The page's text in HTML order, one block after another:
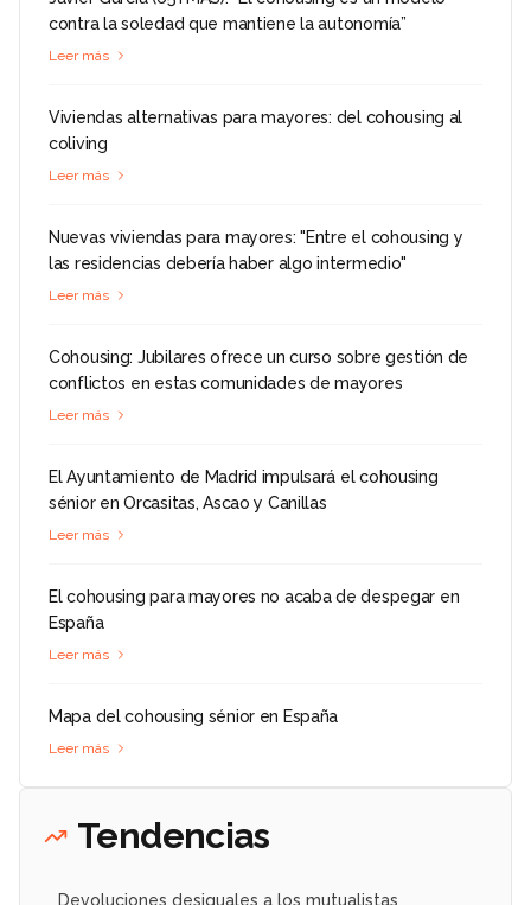
contra la soledad que mantiene la autonomía”
Leer más
Viviendas alternativas para mayores: del cohousing al
coliving
Leer más
Nuevas viviendas para mayores: "Entre el cohousing y
las residencias debería haber algo intermedio"
Leer más
Cohousing: Jubilares ofrece un curso sobre gestión de
conflictos en estas comunidades de mayores
Leer más
El Ayuntamiento de Madrid impulsará el cohousing
sénior en Orcasitas, Ascao y Canillas
Leer más
El cohousing para mayores no acaba de despegar en
España
Leer más
Mapa del cohousing sénior en España
Leer más
Tendencias
Devoluciones desiguales a los mutualistas